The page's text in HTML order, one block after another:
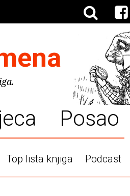
Posao
Top lista knjiga Podcast